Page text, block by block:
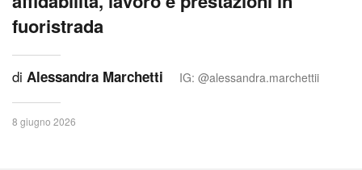
fuoristrada
di Alessandra Marchetti IG: @alessandra.marchettii
8 giugno 2026